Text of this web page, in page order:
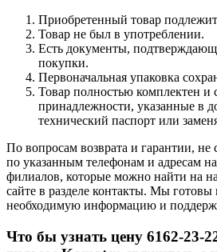
Приобретенный товар
Товар не был в употреблении.
Есть документы,
покупки.
Первоначальная упаковка
Товар полностью комплектен и
принадлежности, указанные в
технический паспорт или
По вопросам возврата и гарантии, не
по указанным телефонам и адресам
филиалов, которые можно найти на
сайте в разделе контакты. Мы готовы
необходимую информацию и
Что бы узнать цену 6162-23-